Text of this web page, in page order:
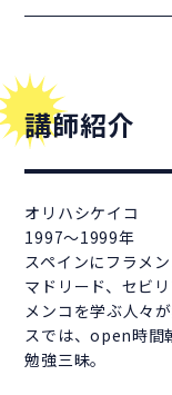
講師紹介
オリハシケイコ
1997～1999年
スペインにフラメン
マドリード、セビ
メンコを学ぶ人々
スでは、open時間
勉強三昧。